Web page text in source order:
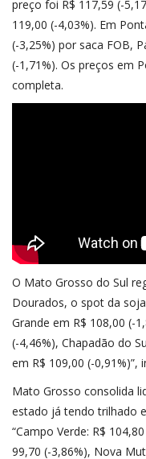
preço foi R$ 117,59 (-
119,00 (-4,03%). Em
(-3,25%) por saca FOB,
(-1,71%). Os preços em
completa.
O Mato Grosso do Sul
Dourados, o spot da
Grande em R$ 108,00 (-
(-4,46%), Chapadão do
em R$ 109,00 (-
Mato Grosso consolida
estado já tendo trilhado
“Campo Verde: R$
99,70 (-3,86%), Nova